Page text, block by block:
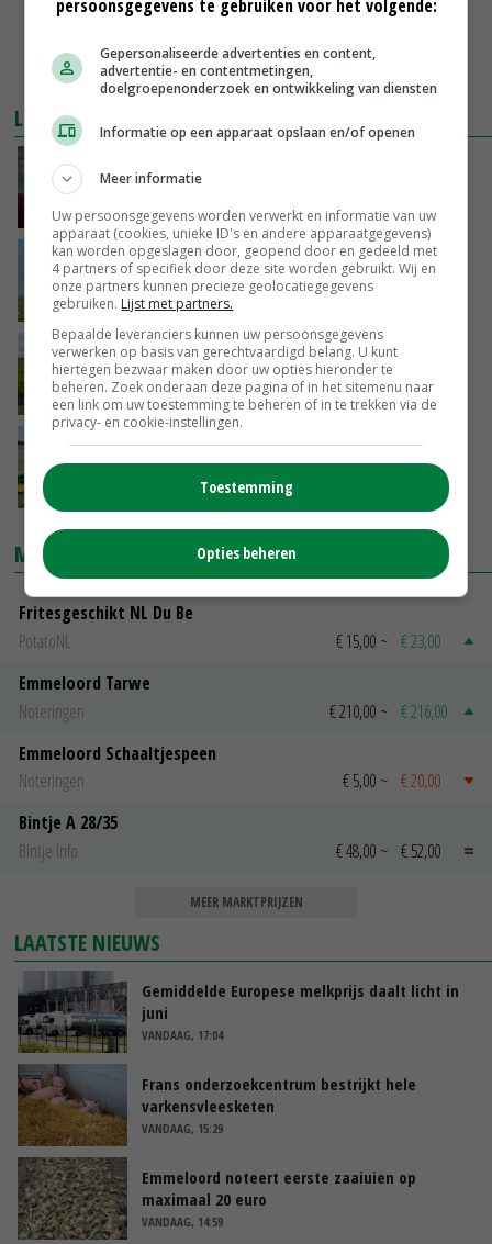
LEES OOK
21-09-2017
Foreman Capital neemt belang in Van den
Bos Flowerbulbs
05-09-2017
Teler krijgt eerste boek over broei lelies
28-08-2017
'College Bergen verzwijgt kosten
voetbalcomplex'
MARKTPRIJZEN
Fritesgeschikt NL Du Be
PotatoNL
€ 15,00 ~ € 23,00
Emmeloord Tarwe
Noteringen
€ 210,00 ~ € 216,00
Emmeloord Schaaltjespeen
Noteringen
€ 5,00 ~ € 20,00
Bintje A 28/35
Bintje Info
€ 48,00 ~ € 52,00
MEER MARKTPRIJZEN
LAATSTE NIEUWS
Gemiddelde Europese melkprijs daalt licht in
juni
VANDAAG, 17:04
Frans onderzoekcentrum bestrijkt hele
varkensvleesketen
VANDAAG, 15:29
Emmeloord noteert eerste zaaiuien op
maximaal 20 euro
VANDAAG, 14:59
persoonsgegevens te gebruiken voor het volgende:
Gepersonaliseerde advertenties en content,
advertentie- en contentmetingen,
doelgroepenonderzoek en ontwikkeling van diensten
Informatie op een apparaat opslaan en/of openen
Meer informatie
Uw persoonsgegevens worden verwerkt en informatie van uw
apparaat (cookies, unieke ID's en andere apparaatgegevens)
kan worden opgeslagen door, geopend door en gedeeld met
4 partners of specifiek door deze site worden gebruikt. Wij en
onze partners kunnen precieze geolocatiegegevens
gebruiken. Lijst met partners.
Bepaalde leveranciers kunnen uw persoonsgegevens
verwerken op basis van gerechtvaardigd belang. U kunt
hiertegen bezwaar maken door uw opties hieronder te
beheren. Zoek onderaan deze pagina of in het sitemenu naar
een link om uw toestemming te beheren of in te trekken via de
privacy- en cookie-instellingen.
Toestemming
Opties beheren